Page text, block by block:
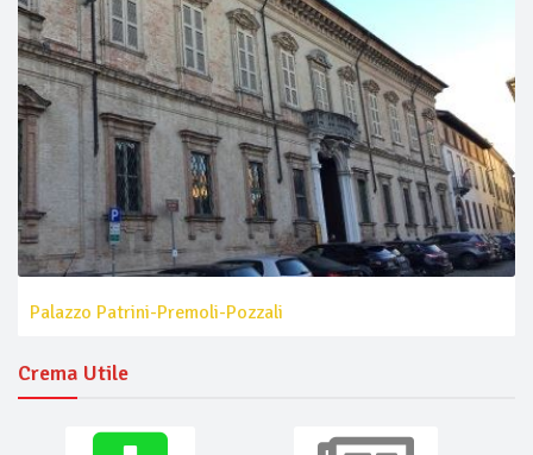
Palazzo Patrini-Premoli-Pozzali
Crema Utile